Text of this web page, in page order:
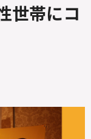
世帯にコ